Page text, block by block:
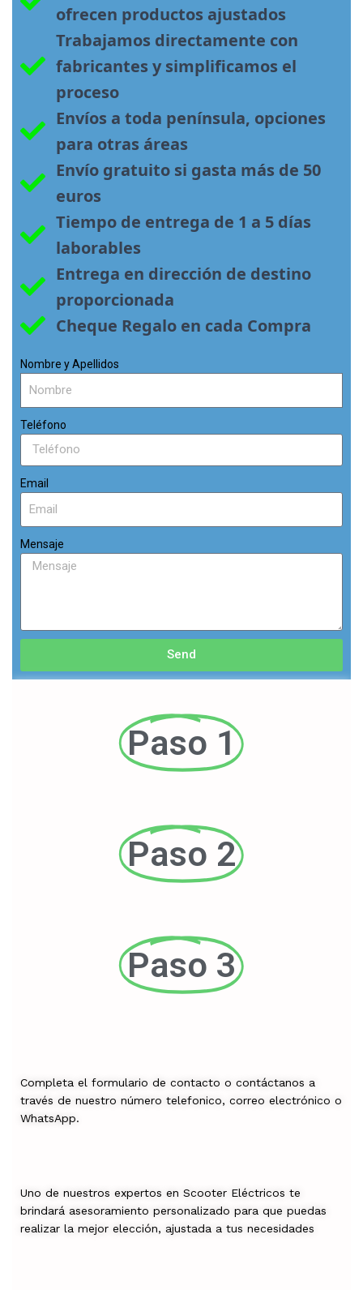
ofrecen productos ajustados
Trabajamos directamente con
fabricantes y simplificamos el
proceso
Envíos a toda península, opciones
para otras áreas
Envío gratuito si gasta más de 50
euros
Tiempo de entrega de 1 a 5 días
laborables
Entrega en dirección de destino
proporcionada
Cheque Regalo en cada Compra
Nombre y Apellidos
Teléfono
Email
Mensaje
Send
Paso 1
Paso 2
Paso 3
Completa el formulario de contacto o contáctanos a
través de nuestro número telefonico, correo electrónico o
WhatsApp.
Uno de nuestros expertos en Scooter Eléctricos te
brindará asesoramiento personalizado para que puedas
realizar la mejor elección, ajustada a tus necesidades